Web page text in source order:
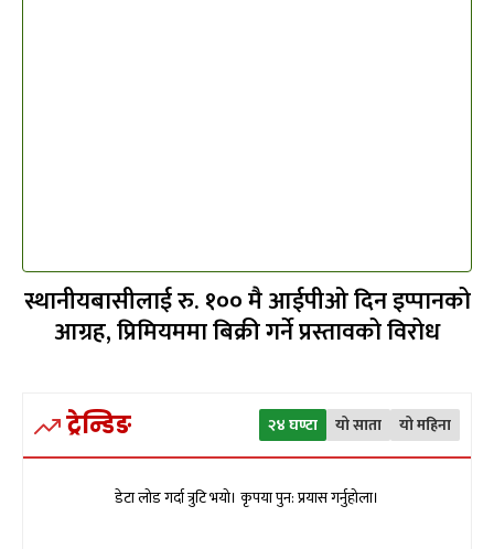
स्थानीयबासीलाई रु. १०० मै आईपीओ दिन इप्पानको
आग्रह, प्रिमियममा बिक्री गर्ने प्रस्तावको विरोध
ट्रेन्डिङ २४ घण्टा यो साता यो महिना
डेटा लोड गर्दा त्रुटि भयो। कृपया पुन: प्रयास गर्नुहोला।